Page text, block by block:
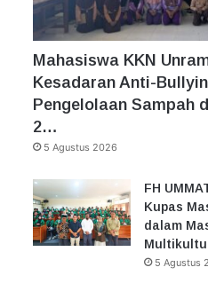
Mahasiswa KKN
Kesadaran Anti-
Pengelolaan Sampah
2…
5 Agustus 2026
FH
Kupas
dalam
5 Agustus